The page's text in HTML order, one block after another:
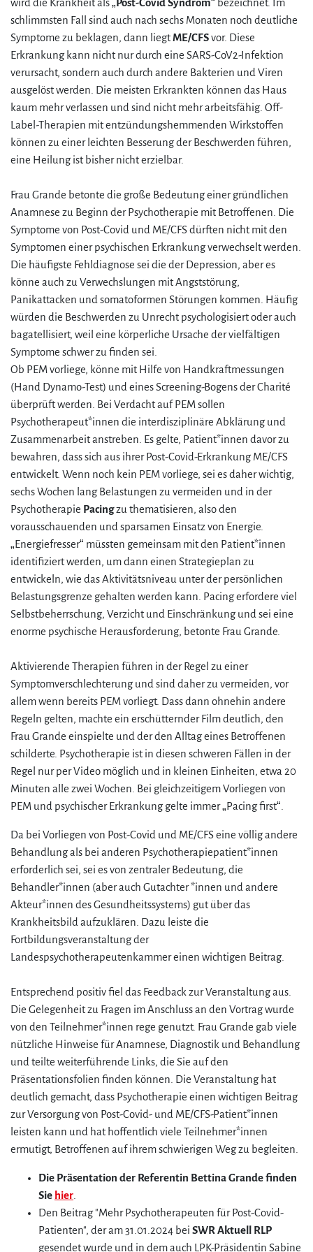
wird die Krankheit als „ Post-Covid Syndrom“ bezeichnet. Im
schlimmsten Fall sind auch nach sechs Monaten noch deutliche
Symptome zu beklagen, dann liegtME/CFSvor. Diese
Erkrankung kann nicht nur durch eine SARS-CoV2-Infektion
verursacht, sondern auch durch andere Bakterien und Viren
ausgelöst werden. Die meisten Erkrankten können das Haus
kaum mehr verlassen und sind nicht mehr arbeitsfähig. Off-
Label-Therapien mit entzündungshemmenden Wirkstoffen
können zu einer leichten Besserung der Beschwerden führen,
eine Heilung ist bisher nicht erzielbar.
Frau Grande betonte die große Bedeutung einer gründlichen
Anamnese zu Beginn der Psychotherapie mit Betroffenen. Die
Symptome von Post-Covid und ME/CFS dürften nicht mit den
Symptomen einer psychischen Erkrankung verwechselt werden.
Die häufigste Fehldiagnose sei die der Depression, aber es
könne auch zu Verwechslungen mit Angststörung,
Panikattacken und somatoformen Störungen kommen. Häufig
würden die Beschwerden zu Unrecht psychologisiert oder auch
bagatellisiert, weil eine körperliche Ursache der vielfältigen
Symptome schwer zu finden sei.
Ob PEM vorliege, könne mit Hilfe von Handkraftmessungen
(Hand Dynamo-Test) und eines Screening-Bogens der Charité
überprüft werden. Bei Verdacht auf PEM sollen
Psychotherapeut*innen die interdisziplinäre Abklärung und
Zusammenarbeit anstreben. Es gelte, Patient*innen davor zu
bewahren, dass sich aus ihrer Post-Covid-Erkrankung ME/CFS
entwickelt. Wenn noch kein PEM vorliege, sei es daher wichtig,
sechs Wochen lang Belastungen zu vermeiden und in der
Psychotherapie Pacingzu thematisieren, also den
vorausschauenden und sparsamen Einsatz von Energie.
„Energiefresser“ müssten gemeinsam mit den Patient*innen
identifiziert werden, um dann einen Strategieplan zu
entwickeln, wie das Aktivitätsniveau unter der persönlichen
Belastungsgrenze gehalten werden kann. Pacing erfordere viel
Selbstbeherrschung, Verzicht und Einschränkung und sei eine
enorme psychische Herausforderung, betonte Frau Grande.
Aktivierende Therapien führen in der Regel zu einer
Symptomverschlechterung und sind daher zu vermeiden, vor
allem wenn bereits PEM vorliegt. Dass dann ohnehin andere
Regeln gelten, machte ein erschütternder Film deutlich, den
Frau Grande einspielte und der den Alltag eines Betroffenen
schilderte. Psychotherapie ist in diesen schweren Fällen in der
Regel nur per Video möglich und in kleinen Einheiten, etwa 20
Minuten alle zwei Wochen. Bei gleichzeitigem Vorliegen von
PEM und psychischer Erkrankung gelte immer „Pacing first“.
Da bei Vorliegen von Post-Covid und ME/CFS eine völlig andere
Behandlung als bei anderen Psychotherapiepatient*innen
erforderlich sei, sei es von zentraler Bedeutung, die
Behandler*innen (aber auch Gutachter *innen und andere
Akteur*innen des Gesundheitssystems) gut über das
Krankheitsbild aufzuklären. Dazu leiste die
Fortbildungsveranstaltung der
Landespsychotherapeutenkammer einen wichtigen Beitrag.
Entsprechend positiv fiel das Feedback zur Veranstaltung aus.
Die Gelegenheit zu Fragen im Anschluss an den Vortrag wurde
von den Teilnehmer*innen rege genutzt. Frau Grande gab viele
nützliche Hinweise für Anamnese, Diagnostik und Behandlung
und teilte weiterführende Links, die Sie auf den
Präsentationsfolien finden können. Die Veranstaltung hat
deutlich gemacht, dass Psychotherapie einen wichtigen Beitrag
zur Versorgung von Post-Covid- und ME/CFS-Patient*innen
leisten kann und hat hoffentlich viele Teilnehmer*innen
ermutigt, Betroffenen auf ihrem schwierigen Weg zu begleiten.
Die Präsentation der Referentin Bettina Grande finden
Sie hier
Den Beitrag "Mehr Psychotherapeuten für Post-Covid-
Patienten", der am 31.01.2024 bei SWR Aktuell RLP
gesendet wurde und in dem auch LPK-Präsidentin Sabine